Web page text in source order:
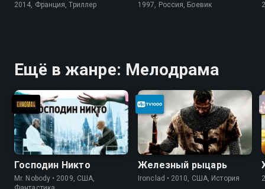
2014, Франция, Триллер 1997, Россия, Боевик
Ещё в жанре: Мелодрама
Господин Никто
Mr. Nobody • 2009, США,
Железный рыцарь
Ironclad • 2010, США, История